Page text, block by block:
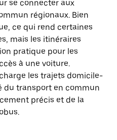
se connecter aux
régionaux. Bien
ce qui rend certaines
mais les itinéraires
pratique pour les
à une voiture.
les trajets domicile-
du transport en commun
précis et de la